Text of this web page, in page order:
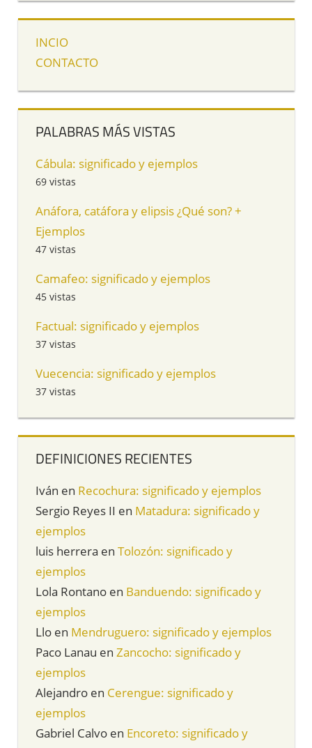
INCIO
CONTACTO
PALABRAS MÁS VISTAS
Cábula: significado y ejemplos
69 vistas
Anáfora, catáfora y elipsis ¿Qué son? +
Ejemplos
47 vistas
Camafeo: significado y ejemplos
45 vistas
Factual: significado y ejemplos
37 vistas
Vuecencia: significado y ejemplos
37 vistas
DEFINICIONES RECIENTES
Iván en Recochura: significado y ejemplos
Sergio Reyes II en Matadura: significado y
ejemplos
luis herrera en Tolozón: significado y
ejemplos
Lola Rontano en Banduendo: significado y
ejemplos
Llo en Mendruguero: significado y ejemplos
Paco Lanau en Zancocho: significado y
ejemplos
Alejandro en Cerengue: significado y
ejemplos
Gabriel Calvo en Encoreto: significado y